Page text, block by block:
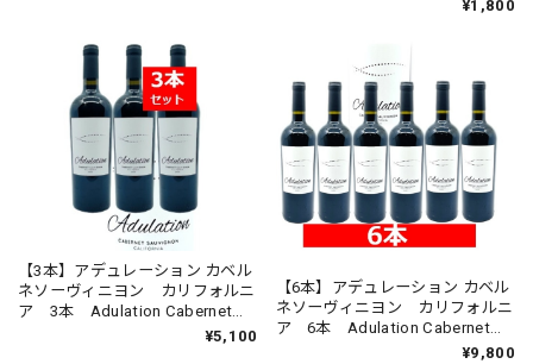
¥1,800
【3本】アデュレーション カベル
ネソーヴィニヨン カリフォルニ
ア 3本 Adulation Cabernet
Sauvignon California 赤ワイン
¥5,100
【6本】アデュレーション カベル
ネソーヴィニヨン カリフォルニ
ア 6本 Adulation Cabernet
Sauvignon California 赤ワイン
¥9,800